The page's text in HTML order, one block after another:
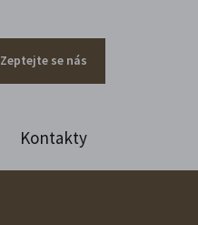
Zeptejte se nás
Kontakty